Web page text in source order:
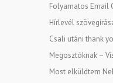
Folyamatos Email
Hírlevél
Csali utáni thank
Megosztóknak –
Most elküldtem